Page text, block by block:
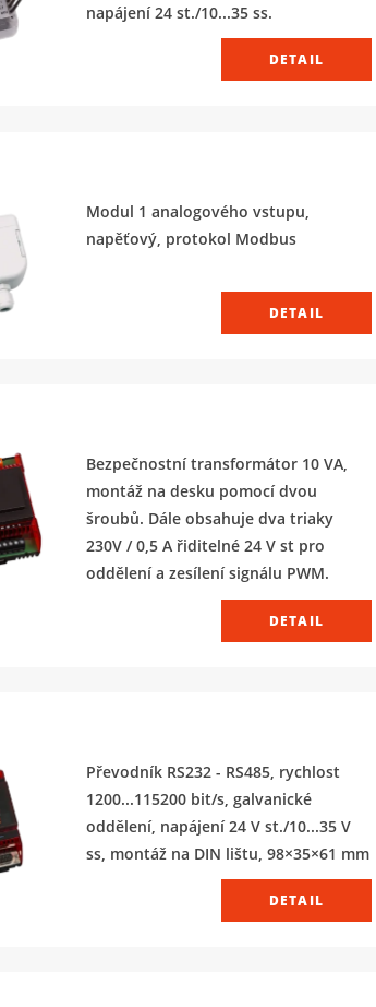
napájení 24 st./10...35 ss.
DETAIL
Modul 1 analogového vstupu,
napěťový, protokol Modbus
DETAIL
Bezpečnostní transformátor 10 VA,
montáž na desku pomocí dvou
šroubů. Dále obsahuje dva triaky
230V / 0,5 A řiditelné 24 V st pro
oddělení a zesílení signálu PWM.
DETAIL
Převodník RS232 - RS485, rychlost
1200...115200 bit/s, galvanické
oddělení, napájení 24 V st./10...35 V
ss, montáž na DIN lištu, 98×35×61 mm
DETAIL